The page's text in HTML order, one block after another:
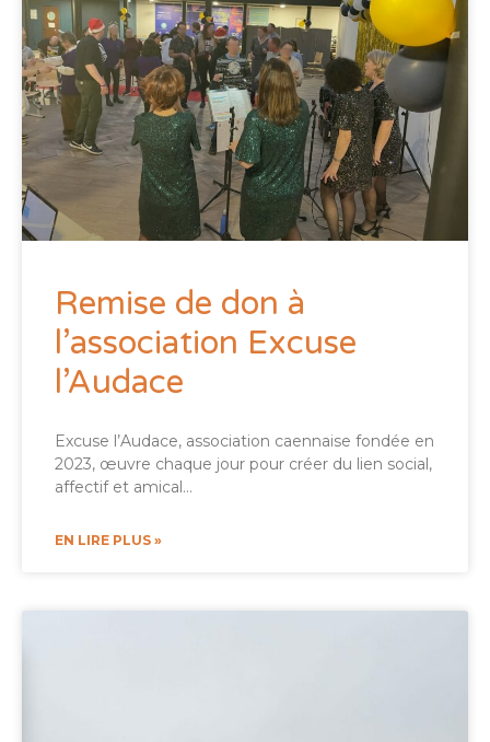
Remise de don à
l’association Excuse
l’Audace
Excuse l’Audace, association caennaise fondée en
2023, œuvre chaque jour pour créer du lien social,
affectif et amical…
EN LIRE PLUS »